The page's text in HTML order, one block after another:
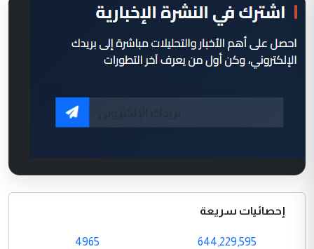
إحصائيات سريعة
644,229,595
4965